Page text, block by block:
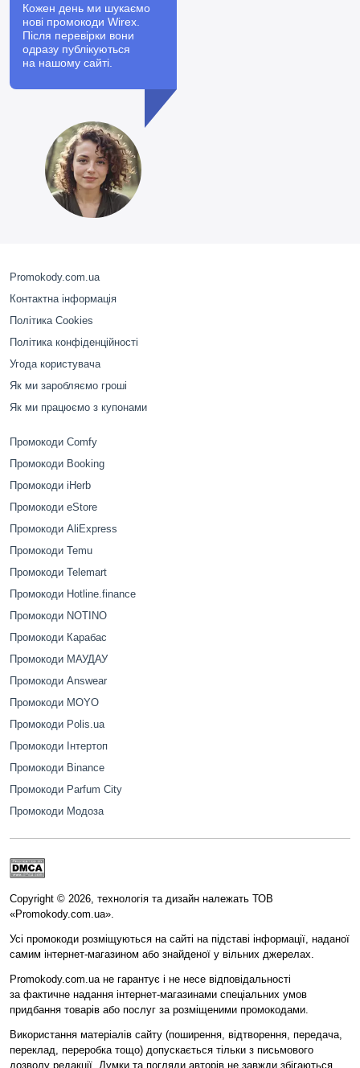
Кожен день ми шукаємо
нові промокоди Wirex.
Після перевірки вони
одразу публікуються
на нашому сайті.
Promokody.com.ua
Контактна інформація
Політика Cookies
Політика конфіденційності
Угода користувача
Як ми заробляємо гроші
Як ми працюємо з купонами
Промокоди Comfy
Промокоди Booking
Промокоди iHerb
Промокоди eStore
Промокоди AliExpress
Промокоди Temu
Промокоди Telemart
Промокоди Hotline.finance
Промокоди NOTINO
Промокоди Карабас
Промокоди МАУДАУ
Промокоди Answear
Промокоди MOYO
Промокоди Polis.ua
Промокоди Інтертоп
Промокоди Binance
Промокоди Parfum City
Промокоди Модоза
Copyright © 2026, технологія та дизайн належать ТОВ
«Promokody.com.ua».
Усі промокоди розміщуються на сайті на підставі інформації, наданої
самим інтернет-магазином або знайденої у вільних джерелах.
Promokody.com.ua не гарантує і не несе відповідальності
за фактичне надання інтернет-магазинами спеціальних умов
придбання товарів або послуг за розміщеними промокодами.
Використання матеріалів сайту (поширення, відтворення, передача,
переклад, переробка тощо) допускається тільки з письмового
дозволу редакції. Думки та погляди авторів не завжди збігаються